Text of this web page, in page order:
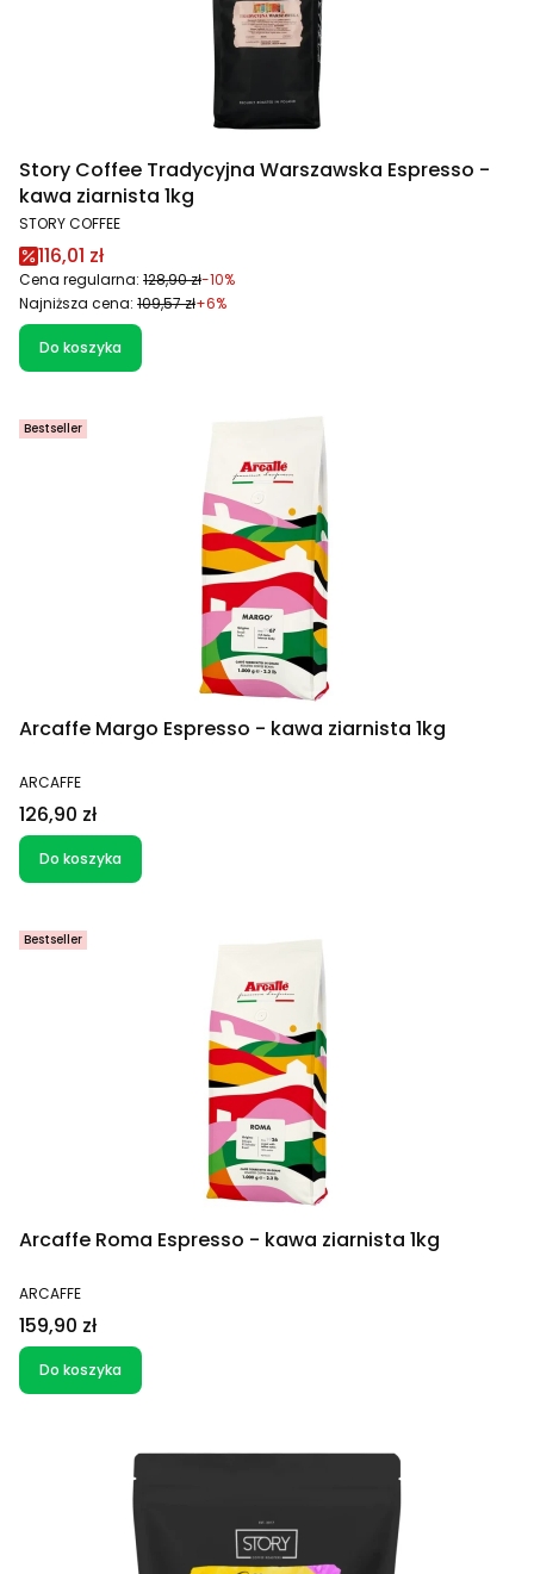
Story Coffee Tradycyjna Warszawska Espresso -
kawa ziarnista 1kg
PRODUCENT
STORY COFFEE
Cena promocyjna
116,01 zł
Cena regularna: 128,90 zł-10%
Najniższa cena: 109,57 zł+6%
Do koszyka
Bestseller
Arcaffe Margo Espresso - kawa ziarnista 1kg
PRODUCENT
ARCAFFE
Cena
126,90 zł
Do koszyka
Bestseller
Arcaffe Roma Espresso - kawa ziarnista 1kg
PRODUCENT
ARCAFFE
Cena
159,90 zł
Do koszyka